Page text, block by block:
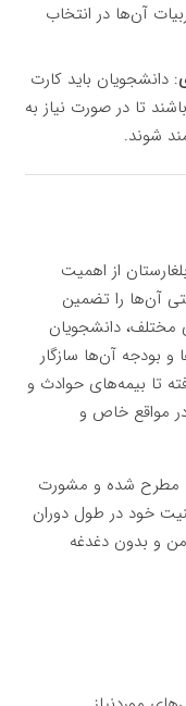
آن‌ها در انتخاب
: دانشجویان باید کارت
تا در صورت نیاز به
شوند.
از اهمیت
آن‌ها را تضمین
مختلف، دانشجویان
و بودجه آن‌ها سازگار
تا بیمه‌های حوادث و
در مواقع خاص و
مطرح شده و مشورت
خود در طول دوران
و بدون دغدغه